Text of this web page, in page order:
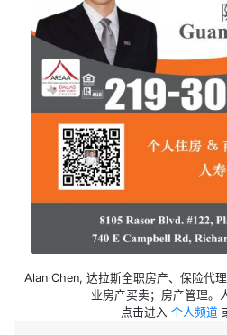
Alan Chen, 达拉斯全职房产、保险代
业房产买卖；房产管理。
点击进入 个人频道